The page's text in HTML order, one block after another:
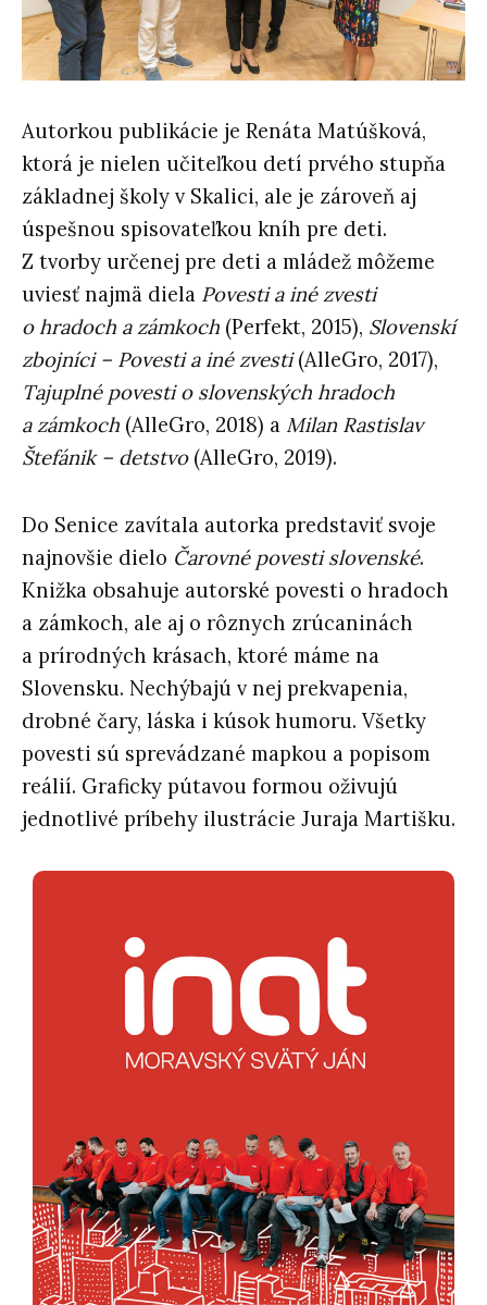
Autorkou publikácie je Renáta Matúšková,
ktorá je nielen učiteľkou detí prvého stupňa
základnej školy v Skalici, ale je zároveň aj
úspešnou spisovateľkou kníh pre deti.
Z tvorby určenej pre deti a mládež môžeme
uviesť najmä diela Povesti a iné zvesti
o hradoch a zámkoch (Perfekt, 2015), Slovenskí
zbojníci – Povesti a iné zvesti(AlleGro, 2017),
Tajuplné povesti o slovenských hradoch
a zámkoch (AlleGro, 2018) a Milan Rastislav
Štefánik – detstvo(AlleGro, 2019).
Do Senice zavítala autorka predstaviť svoje
najnovšie dielo Čarovné povesti slovenské.
Knižka obsahuje autorské povesti o hradoch
a zámkoch, ale aj o rôznych zrúcaninách
a prírodných krásach, ktoré máme na
Slovensku. Nechýbajú v nej prekvapenia,
drobné čary, láska i kúsok humoru. Všetky
povesti sú sprevádzané mapkou a popisom
reálií. Graficky pútavou formou oživujú
jednotlivé príbehy ilustrácie Juraja Martišku.